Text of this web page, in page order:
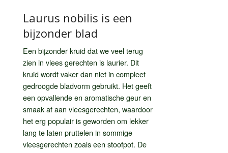
Laurus nobilis is een
bijzonder blad
Een bijzonder kruid dat we veel terug
zien in vlees gerechten is laurier. Dit
kruid wordt vaker dan niet in compleet
gedroogde bladvorm gebruikt. Het geeft
een opvallende en aromatische geur en
smaak af aan vleesgerechten, waardoor
het erg populair is geworden om lekker
lang te laten pruttelen in sommige
vleesgerechten zoals een stoofpot. De